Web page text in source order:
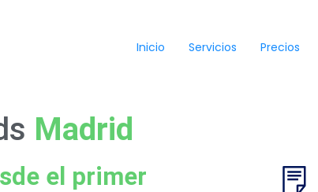
Inicio Servicios Precios
Madrid
el primer